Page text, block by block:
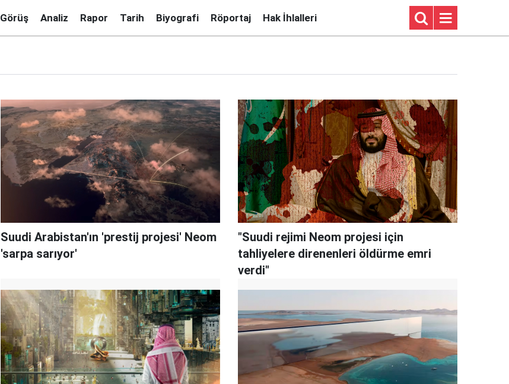
Görüş Analiz Rapor Tarih Biyografi Röportaj Hak İhlalleri
Suudi Arabistan'ın 'prestij projesi' Neom
'sarpa sarıyor'
"Suudi rejimi Neom projesi için
tahliyelere direnenleri öldürme emri
verdi"